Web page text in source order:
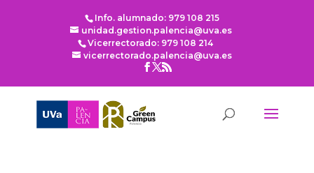
Info. alumnado: 979 108 215
unidad.gestion.palencia@uva.es
Vicerrectorado: 979 108 214
vicerrectorado.palencia@uva.es